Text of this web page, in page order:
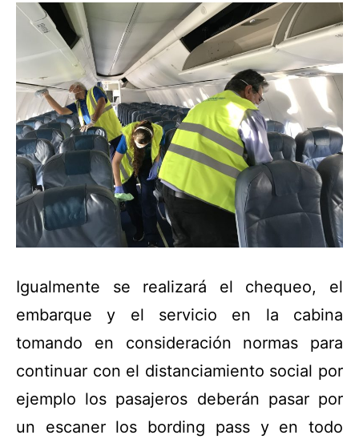
Igualmente se realizará el chequeo, el
embarque y el servicio en la cabina
tomando en consideración normas para
continuar con el distanciamiento social por
ejemplo los pasajeros deberán pasar por
un escaner los bording pass y en todo